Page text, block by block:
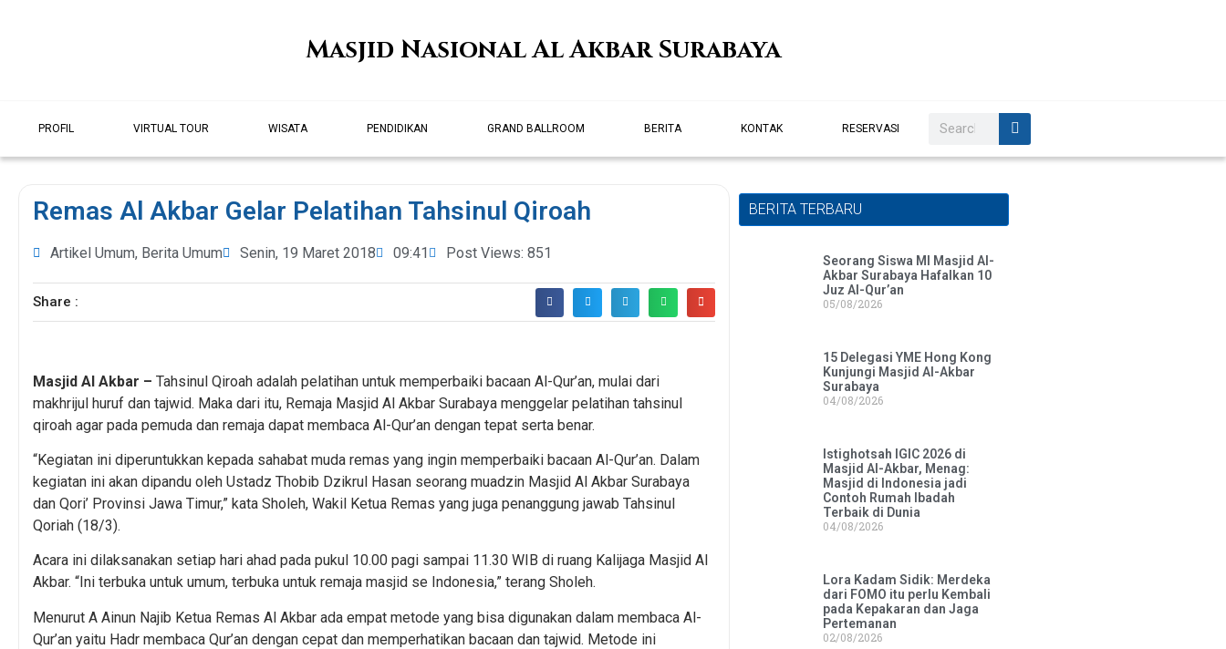
Masjid Nasional Al Akbar Surabaya
PROFIL VIRTUAL TOUR WISATA PENDIDIKAN GRAND BALLROOM BERITA KONTAK RESERVASI
Remas Al Akbar Gelar Pelatihan Tahsinul Qiroah
Artikel Umum, Berita Umum Senin, 19 Maret 2018 09:41 Post Views: 851
Share :
Masjid Al Akbar – Tahsinul Qiroah adalah pelatihan untuk memperbaiki bacaan Al-Qur’an, mulai dari
makhrijul huruf dan tajwid. Maka dari itu, Remaja Masjid Al Akbar Surabaya menggelar pelatihan tahsinul
qiroah agar pada pemuda dan remaja dapat membaca Al-Qur’an dengan tepat serta benar.
“Kegiatan ini diperuntukkan kepada sahabat muda remas yang ingin memperbaiki bacaan Al-Qur’an. Dalam
kegiatan ini akan dipandu oleh Ustadz Thobib Dzikrul Hasan seorang muadzin Masjid Al Akbar Surabaya
dan Qori’ Provinsi Jawa Timur,” kata Sholeh, Wakil Ketua Remas yang juga penanggung jawab Tahsinul
Qoriah (18/3).
Acara ini dilaksanakan setiap hari ahad pada pukul 10.00 pagi sampai 11.30 WIB di ruang Kalijaga Masjid Al
Akbar. “Ini terbuka untuk umum, terbuka untuk remaja masjid se Indonesia,” terang Sholeh.
Menurut A Ainun Najib Ketua Remas Al Akbar ada empat metode yang bisa digunakan dalam membaca Al-
Qur’an yaitu Hadr membaca Qur’an dengan cepat dan memperhatikan bacaan dan tajwid. Metode ini
BERITA TERBARU
Seorang Siswa MI Masjid Al-
Akbar Surabaya Hafalkan 10
Juz Al-Qur’an
05/08/2026
15 Delegasi YME Hong Kong
Kunjungi Masjid Al-Akbar
Surabaya
04/08/2026
Istighotsah IGIC 2026 di
Masjid Al-Akbar, Menag:
Masjid di Indonesia jadi
Contoh Rumah Ibadah
Terbaik di Dunia
04/08/2026
Lora Kadam Sidik: Merdeka
dari FOMO itu perlu Kembali
pada Kepakaran dan Jaga
Pertemanan
02/08/2026